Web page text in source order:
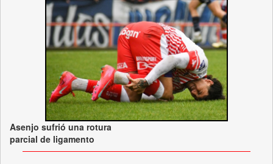
Asenjo sufrió una rotura
parcial de ligamento